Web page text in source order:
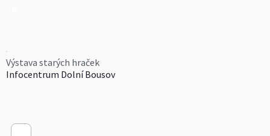
Výstava starých hraček
Infocentrum Dolní Bousov